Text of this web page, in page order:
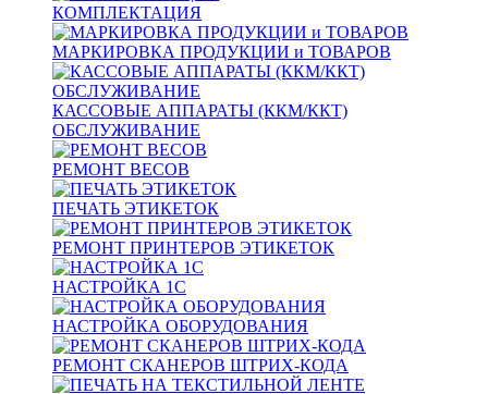
КОМПЛЕКТАЦИЯ
МАРКИРОВКА ПРОДУКЦИИ и ТОВАРОВ
КАССОВЫЕ АППАРАТЫ (ККМ/ККТ)
ОБСЛУЖИВАНИЕ
РЕМОНТ ВЕСОВ
ПЕЧАТЬ ЭТИКЕТОК
РЕМОНТ ПРИНТЕРОВ ЭТИКЕТОК
НАСТРОЙКА 1С
НАСТРОЙКА ОБОРУДОВАНИЯ
РЕМОНТ СКАНЕРОВ ШТРИХ-КОДА